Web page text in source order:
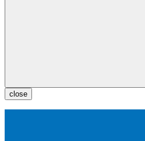
close